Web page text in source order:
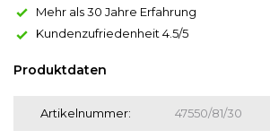
Mehr als 30 Jahre Erfahrung
Kundenzufriedenheit 4.5/5
Produktdaten
Artikelnummer: 47550/81/30